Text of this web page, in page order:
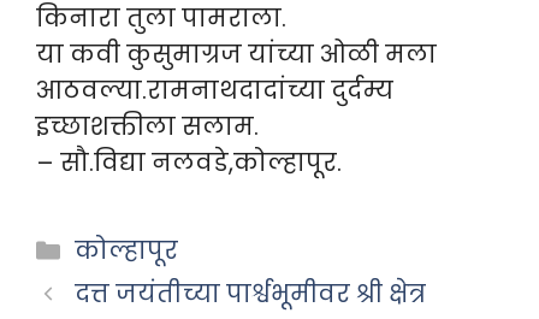
किनारा तुला पामराला.
या कवी कुसुमाग्रज यांच्या ओळी मला
आठवल्या.रामनाथदादांच्या दुर्दम्य
इच्छाशक्तीला सलाम.
– सौ.विद्या नलवडे,कोल्हापूर.
Categories
कोल्हापूर
दत्त जयंतीच्या पार्श्वभूमीवर श्री क्षेत्र